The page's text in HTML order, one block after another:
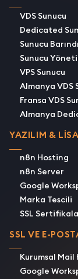
VDS Sunucu
Dedicated
Sunucu
Sunucu
VPS Sunucu
Almanya VDS
Fransa VDS
Almanya
YAZILIM &
n8n Hosting
n8n Server
Google
Marka Tescili
SSL
SSL VE E-
Kurumsal
Google